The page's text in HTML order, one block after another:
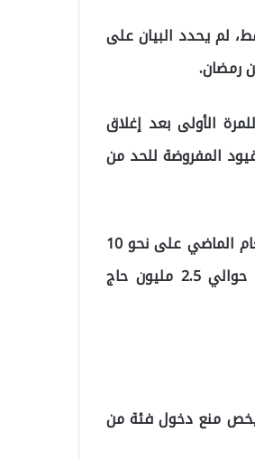
لم يحدد البيان على
رمضان.
الأولى بعد إغلاق
المفروضة للحد من
كما شملت الإجراءات الاحترازية غير المسبوقة فريضة الحج التي اقتصر أداؤها العام الماضي على نحو 10
آلاف حاج، جميعهم من داخل المملكة، في حين شهد العام الذي سبق أداء حوالي 2.5 مليون حاج
يخص منع دخول فئة من